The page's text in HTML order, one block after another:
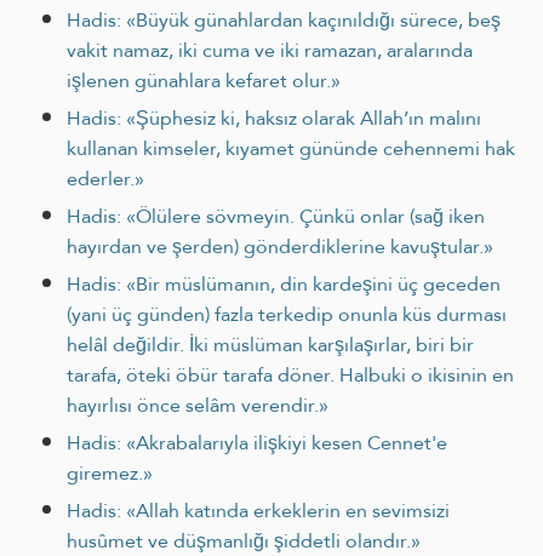
Hadis: «Büyük günahlardan kaçınıldığı sürece, beş
vakit namaz, iki cuma ve iki ramazan, aralarında
işlenen günahlara kefaret olur.»
Hadis: «Şüphesiz ki, haksız olarak Allah’ın malını
kullanan kimseler, kıyamet gününde cehennemi hak
ederler.»
Hadis: «Ölülere sövmeyin. Çünkü onlar (sağ iken
hayırdan ve şerden) gönderdiklerine kavuştular.»
Hadis: «Bir müslümanın, din kardeşini üç geceden
(yani üç günden) fazla terkedip onunla küs durması
helâl değildir. İki müslüman karşılaşırlar, biri bir
tarafa, öteki öbür tarafa döner. Halbuki o ikisinin en
hayırlısı önce selâm verendir.»
Hadis: «Akrabalarıyla ilişkiyi kesen Cennet'e
giremez.»
Hadis: «Allah katında erkeklerin en sevimsizi
husûmet ve düşmanlığı şiddetli olandır.»